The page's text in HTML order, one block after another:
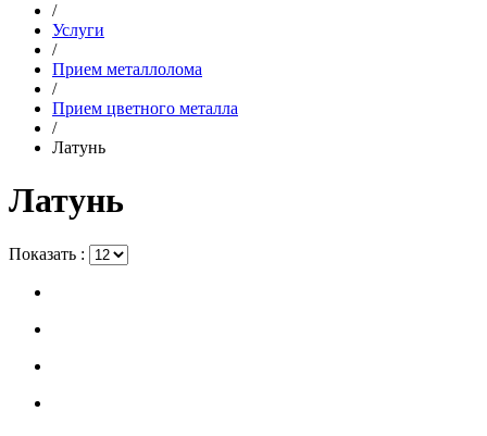
/
Услуги
/
Прием металлолома
/
Прием цветного металла
/
Латунь
Латунь
Показать :